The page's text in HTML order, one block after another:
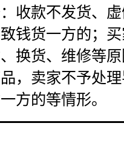
收款不发货、
钱货一方的；
换货、维修等原
，卖家不予处
方的等情形。